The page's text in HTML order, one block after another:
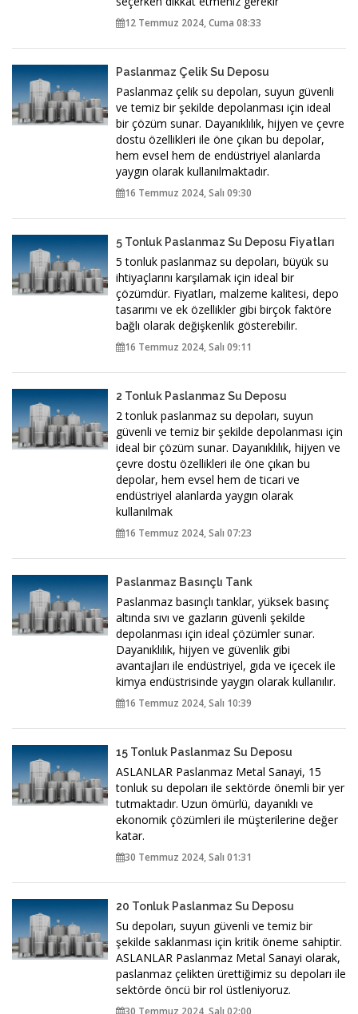
12 Temmuz 2024, Cuma 08:33
Paslanmaz Çelik Su Deposu
Paslanmaz çelik su depoları, suyun güvenli
ve temiz bir şekilde depolanması için ideal
bir çözüm sunar. Dayanıklılık, hijyen ve çevre
dostu özellikleri ile öne çıkan bu depolar,
hem evsel hem de endüstriyel alanlarda
yaygın olarak kullanılmaktadır.
16 Temmuz 2024, Salı 09:30
5 Tonluk Paslanmaz Su Deposu Fiyatları
5 tonluk paslanmaz su depoları, büyük su
ihtiyaçlarını karşılamak için ideal bir
çözümdür. Fiyatları, malzeme kalitesi, depo
tasarımı ve ek özellikler gibi birçok faktöre
bağlı olarak değişkenlik gösterebilir.
16 Temmuz 2024, Salı 09:11
2 Tonluk Paslanmaz Su Deposu
2 tonluk paslanmaz su depoları, suyun
güvenli ve temiz bir şekilde depolanması için
ideal bir çözüm sunar. Dayanıklılık, hijyen ve
çevre dostu özellikleri ile öne çıkan bu
depolar, hem evsel hem de ticari ve
endüstriyel alanlarda yaygın olarak
kullanılmak
16 Temmuz 2024, Salı 07:23
Paslanmaz Basınçlı Tank
Paslanmaz basınçlı tanklar, yüksek basınç
altında sıvı ve gazların güvenli şekilde
depolanması için ideal çözümler sunar.
Dayanıklılık, hijyen ve güvenlik gibi
avantajları ile endüstriyel, gıda ve içecek ile
kimya endüstrisinde yaygın olarak kullanılır.
16 Temmuz 2024, Salı 10:39
15 Tonluk Paslanmaz Su Deposu
ASLANLAR Paslanmaz Metal Sanayi, 15
tonluk su depoları ile sektörde önemli bir yer
tutmaktadır. Uzun ömürlü, dayanıklı ve
ekonomik çözümleri ile müşterilerine değer
katar.
30 Temmuz 2024, Salı 01:31
20 Tonluk Paslanmaz Su Deposu
Su depoları, suyun güvenli ve temiz bir
şekilde saklanması için kritik öneme sahiptir.
ASLANLAR Paslanmaz Metal Sanayi olarak,
paslanmaz çelikten ürettiğimiz su depoları ile
sektörde öncü bir rol üstleniyoruz.
30 Temmuz 2024, Salı 02:00